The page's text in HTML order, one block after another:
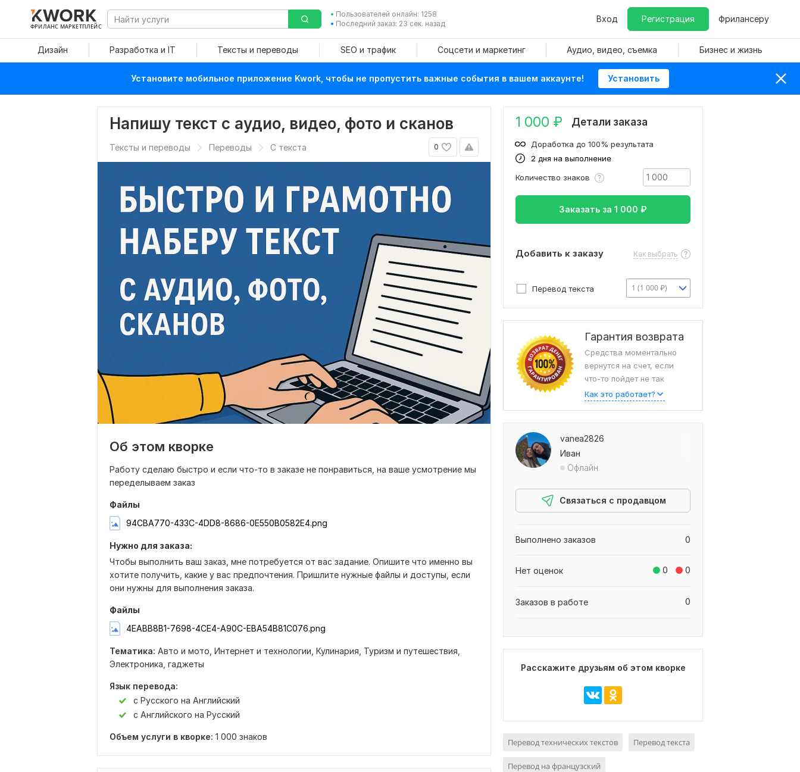
ФРИЛАНС МАРКЕТПЛЕЙС
Пользователей онлайн: 1258
Последний заказ: 23 сек. назад
Вход Регистрация Фрилансеру
Дизайн Разработка и IT Тексты и переводы SEO и трафик Соцсети и маркетинг Аудио, видео, съемка Бизнес и жизнь
Установите мобильное приложение Kwork, чтобы не пропустить важные события в вашем аккаунте! Установить
Напишу текст с аудио, видео, фото и сканов
0
Тексты и переводы Переводы С текста
Об этом кворке
Работу сделаю быстро и если что-то в заказе не понравиться, на ваше усмотрение мы
переделываем заказ
Файлы
94CBA770-433C-4DD8-8686-0E550B0582E4.png
Нужно для заказа:
Чтобы выполнить ваш заказ, мне потребуется от вас задание. Опишите что именно вы
хотите получить, какие у вас предпочтения. Пришлите нужные файлы и доступы, если
они нужны для выполнения заказа.
Файлы
4EABB8B1-7698-4CE4-A90C-EBA54B81C076.png
Тематика: Авто и мото, Интернет и технологии, Кулинария, Туризм и путешествия,
Электроника, гаджеты
Язык перевода:
с Русского на Английский
с Английского на Русский
Объем услуги в кворке: 1 000 знаков
1 000 ₽ Детали заказа
2 дня на выполнение
Доработка до 100% результата
Количество знаков
Заказать за 1 000 ₽
Добавить к заказу Как выбрать
Перевод текста 1 (1 000 ₽)
Гарантия возврата
Средства моментально
вернутся на счет, если
что-то пойдет не так
Как это работает?
vanea2826
Иван
Офлайн
Связаться с продавцом
0
Выполнено заказов
0 0
Нет оценок
0
Заказов в работе
Расскажите друзьям об этом кворке
Перевод технических текстов Перевод текста
Перевод на французский